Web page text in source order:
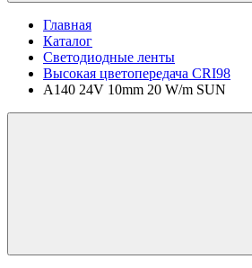
Главная
Каталог
Светодиодные ленты
Высокая цветопередача CRI98
A140 24V 10mm 20 W/m SUN